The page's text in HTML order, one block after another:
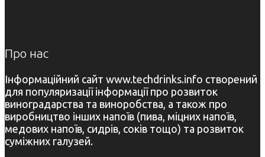
Про нас
Інформаційний сайт www.techdrinks.info створений
для популяризації інформації про розвиток
виноградарства та виноробства, а також про
виробництво інших напоїв (пива, міцних напоїв,
медових напоїв, сидрів, соків тощо) та розвиток
суміжних галузей.